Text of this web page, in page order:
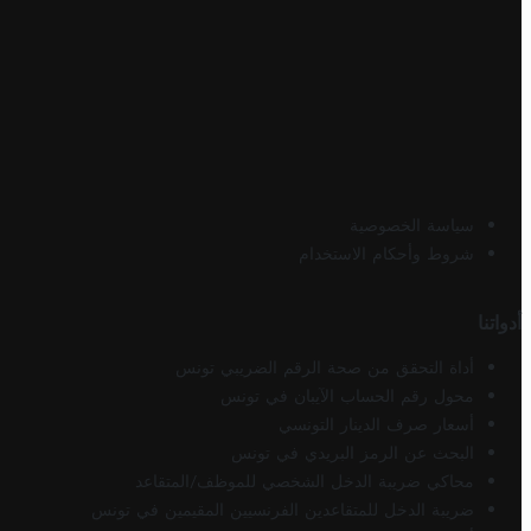
سياسة الخصوصية
شروط وأحكام الاستخدام
أدواتنا
أداة التحقق من صحة الرقم الضريبي تونس
محول رقم الحساب الآيبان في تونس
أسعار صرف الدينار التونسي
البحث عن الرمز البريدي في تونس
محاكي ضريبة الدخل الشخصي للموظف/المتقاعد
ضريبة الدخل للمتقاعدين الفرنسيين المقيمين في تونس